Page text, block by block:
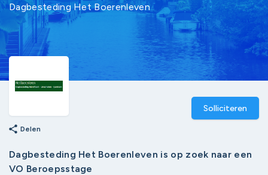
Dagbesteding Het Boerenleven
Solliciteren
share Delen
Dagbesteding Het Boerenleven is op zoek naar een
VO Beroepsstage